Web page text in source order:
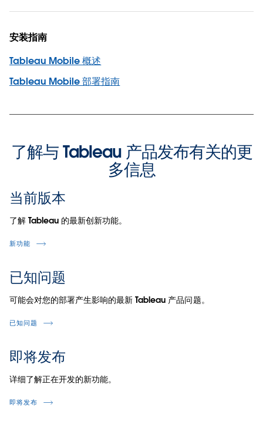
安装指南
Tableau Mobile 概述
Tableau Mobile 部署指南
了解与 Tableau 产品发布有关的更
多信息
当前版本
了解 Tableau 的最新创新功能。
新功能
已知问题
可能会对您的部署产生影响的最新 Tableau 产品问题。
已知问题
即将发布
详细了解正在开发的新功能。
即将发布